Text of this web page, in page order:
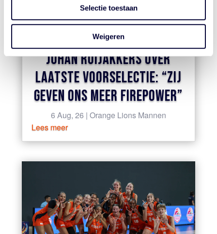
Selectie toestaan
Weigeren
JOHAN ROIJAKKERS OVER
LAATSTE VOORSELECTIE: “ZIJ
GEVEN ONS MEER FIREPOWER”
6 Aug, 26 | Orange Lions Mannen
Lees meer